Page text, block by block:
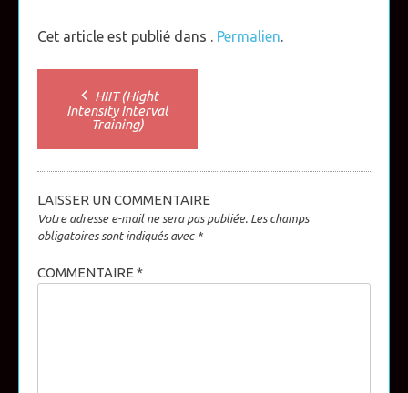
Cet article est publié dans . Permalien.
Post
navigation
HIIT (Hight
Intensity Interval
Training)
LAISSER UN COMMENTAIRE
Votre adresse e-mail ne sera pas publiée. Les champs
obligatoires sont indiqués avec *
COMMENTAIRE *